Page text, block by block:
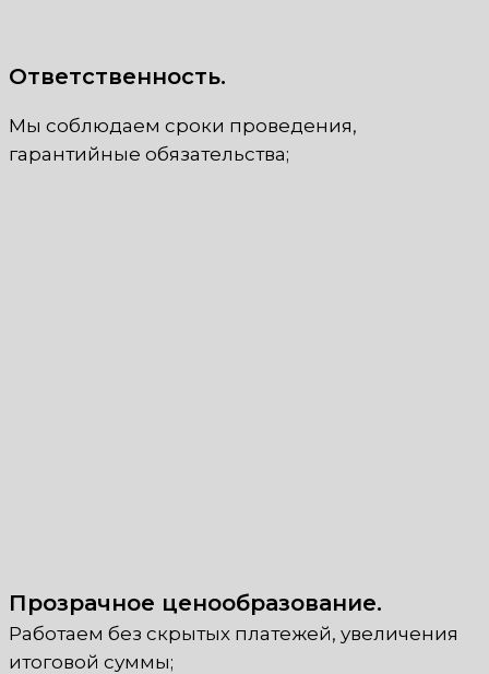
Ответственность.
Мы соблюдаем сроки проведения,
гарантийные обязательства;
Прозрачное ценообразование.
Работаем без скрытых платежей, увеличения
итоговой суммы;